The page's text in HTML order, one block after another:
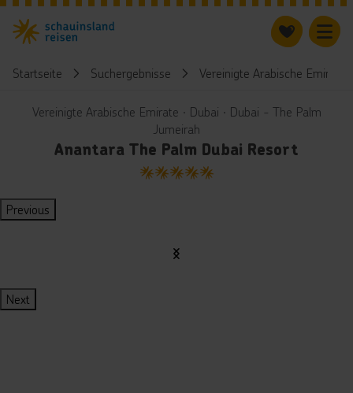
Startseite Suchergebnisse Vereinigte Arabische Emirate
Vereinigte Arabische Emirate ∙ Dubai ∙ Dubai - The Palm
Jumeirah
Anantara The Palm Dubai Resort
5
Previous
Next